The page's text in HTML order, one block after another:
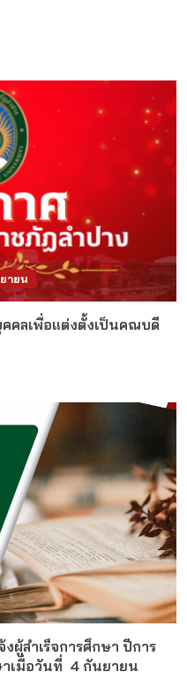
ายน
คลเพื่อแต่งตั้งเป็นคณบดี
ผู้สำเร็จการศึกษา ปีการ
เมื่อวันที่ 4 กันยายน